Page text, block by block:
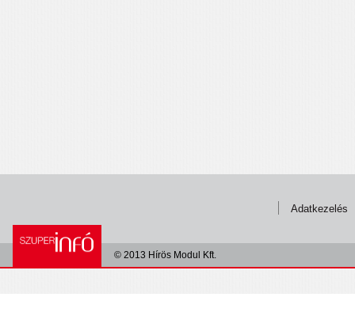
Adatkezelés
© 2013 Hírös Modul Kft.